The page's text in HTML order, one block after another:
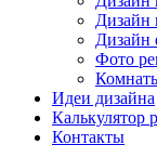
Дизайн
Дизайн
Фото
Идеи дизайна
Калькулятор
Контакты